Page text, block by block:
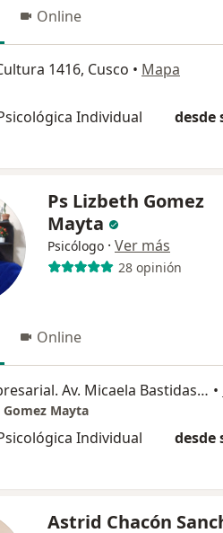
Online
1416, Cusco • Mapa
Individual desde
Ps Lizbeth Gomez
Mayta
Psicólogo · Ver más
28 opinión
Online
Torre empresarial. Av. Micaela Bastidas 805, Cusco •
Gomez Mayta
Individual desde
Astrid Chacón